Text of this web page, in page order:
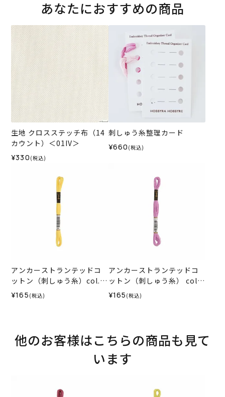
あなたにおすすめの商品
生地 クロスステッチ布（14
カウント）＜01IV＞
¥330 (税込)
刺しゅう糸整理カード
¥660 (税込)
アンカーストランテッドコ
ットン（刺しゅう糸）col.0
295
¥165 (税込)
アンカーストランテッドコ
ットン（刺しゅう糸） col.9
6
¥165 (税込)
他のお客様はこちらの商品も見て
います